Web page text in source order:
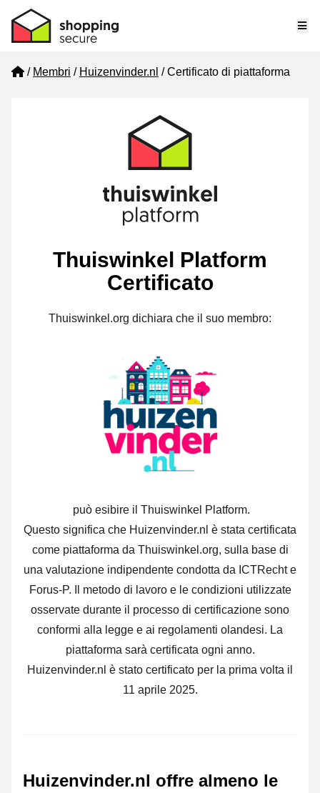
Home
Membri Huizenvinder.nl Certificato di piattaforma
Thuiswinkel Platform
Certificato
Thuiswinkel.org dichiara che il suo membro:
può esibire il Thuiswinkel Platform.
Questo significa che Huizenvinder.nl è stata certificata
come piattaforma da Thuiswinkel.org, sulla base di
una valutazione indipendente condotta da ICTRecht e
Forus-P. Il metodo di lavoro e le condizioni utilizzate
osservate durante il processo di certificazione sono
conformi alla legge e ai regolamenti olandesi. La
piattaforma sarà certificata ogni anno.
Huizenvinder.nl è stato certificato per la prima volta il
11 aprile 2025.
Huizenvinder.nl offre almeno le